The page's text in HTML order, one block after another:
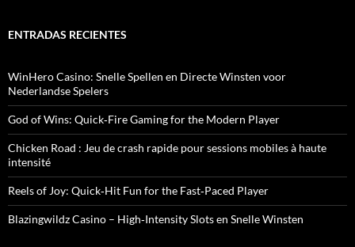
a
ENTRADAS RECIENTES
WinHero Casino: Snelle Spellen en Directe Winsten voor
Nederlandse Spelers
God of Wins: Quick‑Fire Gaming for the Modern Player
Chicken Road : Jeu de crash rapide pour sessions mobiles à haute
intensité
Reels of Joy: Quick‑Hit Fun for the Fast‑Paced Player
Blazingwildz Casino – High‑Intensity Slots en Snelle Winsten